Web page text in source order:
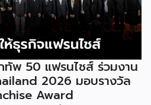
พ 50 แฟรนไชส์ ร่วมงาน
2026 มอบรางวัล
Award